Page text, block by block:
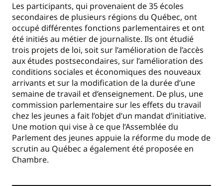
Les participants, qui provenaient de 35 écoles
secondaires de plusieurs régions du Québec, ont
occupé différentes fonctions parlementaires et ont
été initiés au métier de journaliste. Ils ont étudié
trois projets de loi, soit sur l’amélioration de l’accès
aux études postsecondaires, sur l’amélioration des
conditions sociales et économiques des nouveaux
arrivants et sur la modification de la durée d’une
semaine de travail et d’enseignement. De plus, une
commission parlementaire sur les effets du travail
chez les jeunes a fait l’objet d’un mandat d’initiative.
Une motion qui vise à ce que l’Assemblée du
Parlement des jeunes appuie la réforme du mode de
scrutin au Québec a également été proposée en
Chambre.